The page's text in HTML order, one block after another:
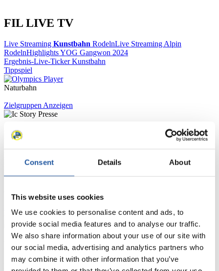
Consent Details About
This website uses cookies
We use cookies to personalise content and ads, to
provide social media features and to analyse our traffic.
We also share information about your use of our site with
our social media, advertising and analytics partners who
may combine it with other information that you’ve
FIL LIVE TV
Live Streaming Kunstbahn RodelnLive Streaming Alpin
RodelnHighlights YOG Gangwon 2024
Ergebnis-Live-Ticker Kunstbahn
Tippspiel
Naturbahn
Zielgruppen Anzeigen
Für Presse- und Medienvertreter
haben Zugriff auf Athletenbiographien und Informationen zu
Für Nationale Verbände
Hier können Sie sich über allgemeine Neuigkeiten informieren, das